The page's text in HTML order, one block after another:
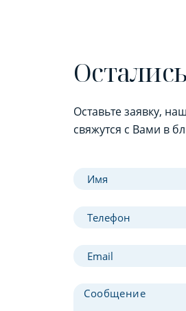
Оставьте заявку,
свяжутся с Вами в